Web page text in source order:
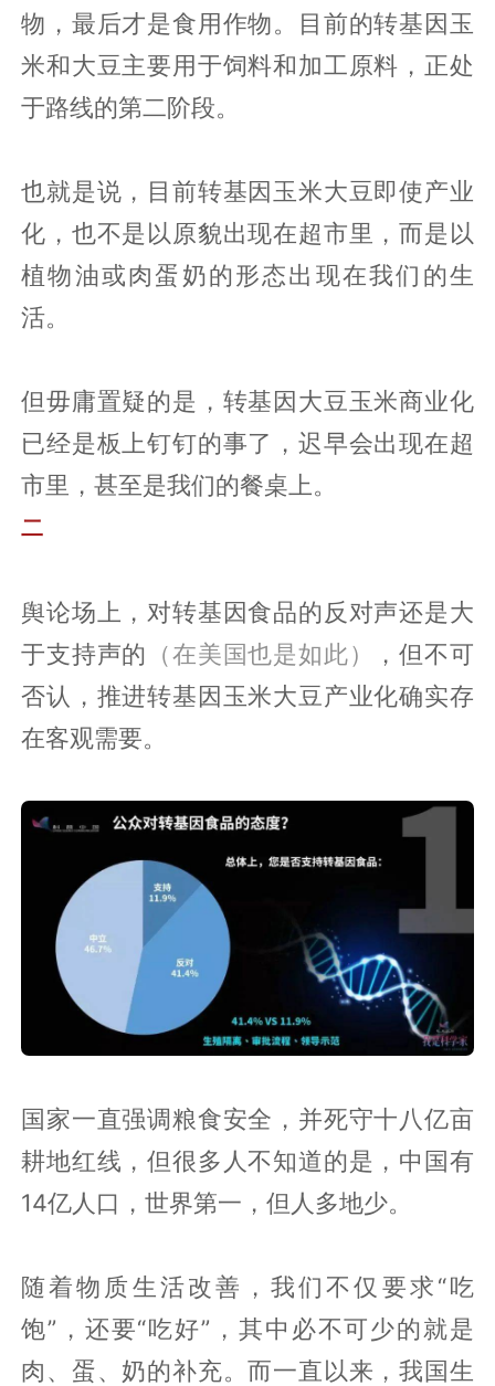
物，最后才是食用作物。目前的转基因玉
米和大豆主要用于饲料和加工原料，正处
于路线的第二阶段。
也就是说，目前转基因玉米大豆即使产业
化，也不是以原貌出现在超市里，而是以
植物油或肉蛋奶的形态出现在我们的生
活。
但毋庸置疑的是，转基因大豆玉米商业化
已经是板上钉钉的事了，迟早会出现在超
市里，甚至是我们的餐桌上。
二
舆论场上，对转基因食品的反对声还是大
于支持声的
（在美国也是如此）
，但不可
否认，推进转基因玉米大豆产业化确实存
在客观需要。
国家一直强调粮食安全，并死守十八亿亩
耕地红线，但很多人不知道的是，中国有
14亿人口，世界第一，但人多地少。
随着物质生活改善，我们不仅要求“吃
饱”，还要“吃好”，其中必不可少的就是
肉、蛋、奶的补充。而一直以来，我国生